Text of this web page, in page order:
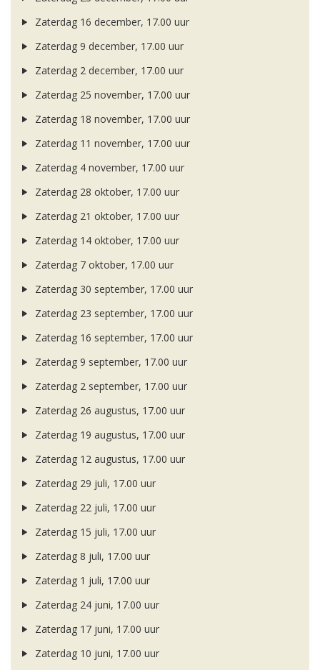
Zaterdag 16 december, 17.00 uur
Zaterdag 9 december, 17.00 uur
Zaterdag 2 december, 17.00 uur
Zaterdag 25 november, 17.00 uur
Zaterdag 18 november, 17.00 uur
Zaterdag 11 november, 17.00 uur
Zaterdag 4 november, 17.00 uur
Zaterdag 28 oktober, 17.00 uur
Zaterdag 21 oktober, 17.00 uur
Zaterdag 14 oktober, 17.00 uur
Zaterdag 7 oktober, 17.00 uur
Zaterdag 30 september, 17.00 uur
Zaterdag 23 september, 17.00 uur
Zaterdag 16 september, 17.00 uur
Zaterdag 9 september, 17.00 uur
Zaterdag 2 september, 17.00 uur
Zaterdag 26 augustus, 17.00 uur
Zaterdag 19 augustus, 17.00 uur
Zaterdag 12 augustus, 17.00 uur
Zaterdag 29 juli, 17.00 uur
Zaterdag 22 juli, 17.00 uur
Zaterdag 15 juli, 17.00 uur
Zaterdag 8 juli, 17.00 uur
Zaterdag 1 juli, 17.00 uur
Zaterdag 24 juni, 17.00 uur
Zaterdag 17 juni, 17.00 uur
Zaterdag 10 juni, 17.00 uur